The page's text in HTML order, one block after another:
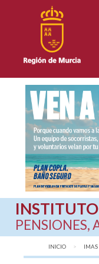
PENSIONES,
INICIO IMAS